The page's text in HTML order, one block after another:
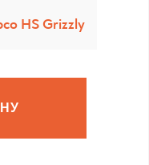
HS Grizzly